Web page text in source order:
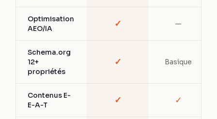
Optimisation
AEO/IA
✓ —
Schema.org
12+
propriétés
✓ Basique
Contenus E-
E-A-T
✓ ✓